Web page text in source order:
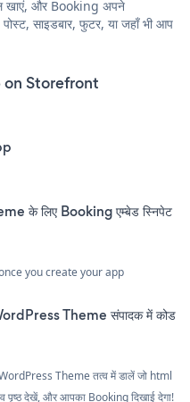
खाएं, और Booking अपने
साइडबार, फुटर, या जहाँ भी आप
on Storefront
के लिए Booking एम्बेड स्निपेट
you create your app
Theme संपादक में कोड
Theme तत्व में डालें जो html
पृष्ठ देखें, और आपका Booking दिखाई देगा!